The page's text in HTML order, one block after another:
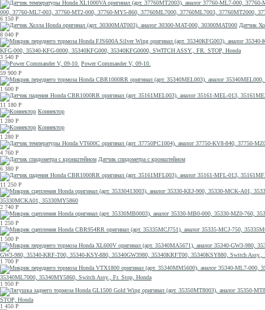
000, 37760-ML7-003, 37760-MT2-000, 37760-MY5-860, 37760ML7000, 37760ML7003, 37760MT2000,
6 150 Р
Датчик
8 040 Р
KFG-000, 35340-KFG-0000, 35340KFG000, 35340KFG0000, SWITCH ASSY., FR. STOP, Honda
3 540 Р
Power Commander V, 09-10.
59 900 Р
1 600 Р
11 180 Р
Коннектор
1 280 Р
Коннектор
1 280 Р
4 760 Р
Датчик спидометра с кронштейном
6 380 Р
11 250 Р
35330MCKA01, 35330MY5860
2 740 Р
1 250 Р
1 500 Р
GW3-980, 35340-KRF-T00, 35340-KSY-880, 35340GW3980, 35340KRFT00, 35340KSY880, Switch Assy.,
1 700 Р
35340ML7000, 35340MY5860, Switch Assy., Fr. Stop, Honda
1 950 Р
STOP, Honda
1 450 Р